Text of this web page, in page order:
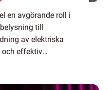
en avgörande roll i
till
av elektriska
och effektiv